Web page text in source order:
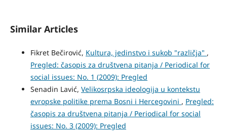
Similar Articles
Fikret Bečirović, Kultura, jedinstvo i sukob "različja" ,
Pregled: časopis za društvena pitanja / Periodical for
social issues: No. 1 (2009): Pregled
Senadin Lavić, Velikosrpska ideologija u kontekstu
evropske politike prema Bosni i Hercegovini , Pregled:
časopis za društvena pitanja / Periodical for social
issues: No. 3 (2009): Pregled